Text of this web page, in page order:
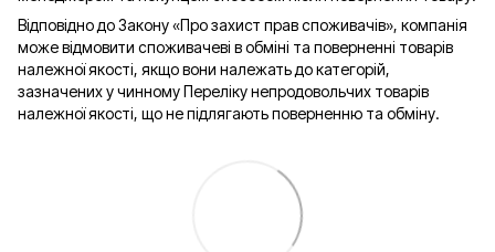
Відповідно до Закону «Про захист прав споживачів», компанія
може відмовити споживачеві в обміні та поверненні товарів
належної якості, якщо вони належать до категорій,
зазначених у чинному Переліку непродовольчих товарів
належної якості, що не підлягають поверненню та обміну.